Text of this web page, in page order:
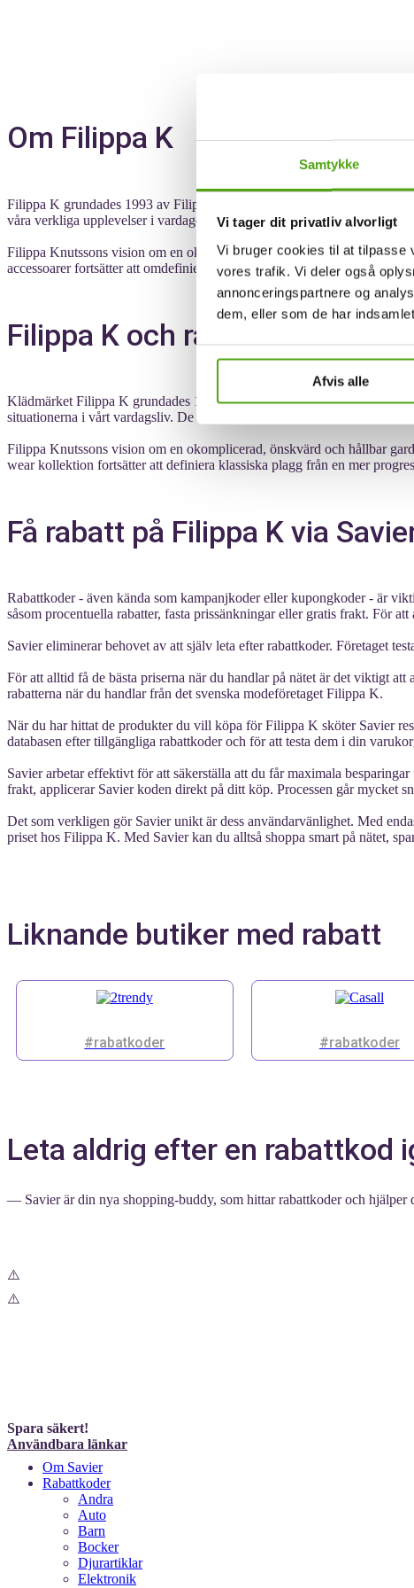
Samtykke
Vi tager dit privatliv alvorligt
Vi bruger cookies til at tilpasse
vores trafik. Vi deler også
annonceringspartnere og
dem, eller som de har
Afvis alle
Om Filippa K
Filippa K grundades 1993 av Filippa Knutsson, Karin Hellner och
våra verkliga upplevelser i vardagen, samtidigt som de balanserar stil och
Filippa Knutssons vision om en okomplicerad, stilren och hållbar
accessoarer fortsätter att omdefiniera klassiska plagg genom en
Filippa K och rabattkoder
Klädmärket Filippa K grundades 1993 av Filippa Knutsson, Karin
situationerna i vårt vardagsliv. De eftersträvade samtidigt att balansera
Filippa Knutssons vision om en okomplicerad, önskvärd och hållbar
wear kollektion fortsätter att definiera klassiska plagg från en mer
Få rabatt på Filippa K via
Rabattkoder - även kända som kampanjkoder eller kupongkoder - är
såsom procentuella rabatter, fasta prissänkningar eller gratis frakt. För
Savier eliminerar behovet av att själv leta efter rabattkoder. Företaget
För att alltid få de bästa priserna när du handlar på nätet är det viktigt
rabatterna när du handlar från det svenska modeföretaget Filippa K.
När du har hittat de produkter du vill köpa för Filippa K sköter Savier
databasen efter tillgängliga rabattkoder och för att testa dem i din
Savier arbetar effektivt för att säkerställa att du får maximala
frakt, applicerar Savier koden direkt på ditt köp. Processen går mycket
Det som verkligen gör Savier unikt är dess användarvänlighet. Med
priset hos Filippa K. Med Savier kan du alltså shoppa smart på nätet,
Liknande butiker med rabatt
#rabatkoder #rabatkoder
Leta aldrig efter en rabattkod
— Savier är din nya shopping-buddy, som hittar rabattkoder och hjälper
Spara säkert!
Användbara länkar
Om Savier
Rabattkoder
Andra
Auto
Barn
Bocker
Djurartiklar
Elektronik